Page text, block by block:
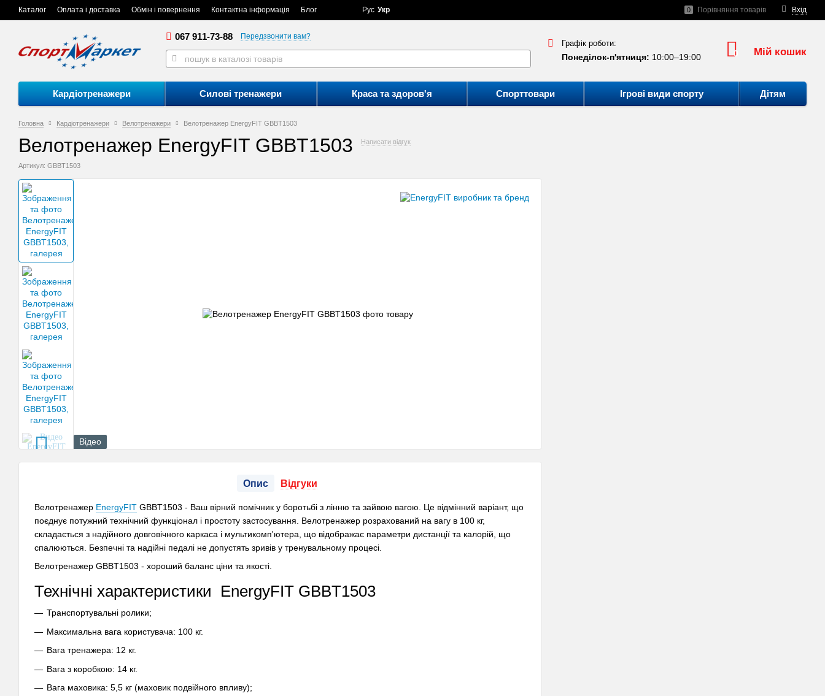
Каталог Оплата і доставка Обмін і повернення Контактна інформація Блог Вхід
0 Порівняння товарів
Рус Укр
067 911-73-88 Передзвонити вам?
Графік роботи:
Понеділок-п'ятниця: 10:00–19:00 0 Мій кошик
Кардіотренажери Силові тренажери Краса та здоров'я Спорттовари Ігрові види спорту Дітям
Головна Кардіотренажери Велотренажери Велотренажер EnergyFIT GBBT1503
Велотренажер EnergyFIT GBBT1503 Написати відгук
Артикул: GBBT1503
Відео
Опис Відгуки
Велотренажер EnergyFIT GBBT1503 - Ваш вірний помічник у боротьбі з лінню та зайвою вагою. Це відмінний варіант, що
поєднує потужний технічний функціонал і простоту застосування. Велотренажер розрахований на вагу в 100 кг,
складається з надійного довговічного каркаса і мультикомп'ютера, що відображає параметри дистанції та калорій, що
спалюються. Безпечні та надійні педалі не допустять зривів у тренувальному процесі.
Велотренажер GBBT1503 - хороший баланс ціни та якості.
Технічні характеристики EnergyFIT GBBT1503
Транспортувальні ролики;
Максимальна вага користувача: 100 кг.
Вага тренажера: 12 кг.
Вага з коробкою: 14 кг.
Вага маховика: 5,5 кг (маховик подвійного впливу);